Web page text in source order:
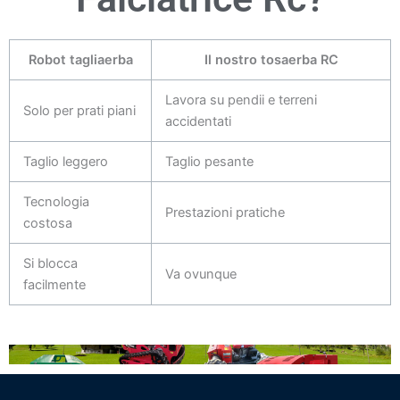
Robot tagliaerba Il nostro tosaerba RC
Solo per prati piani
Lavora su pendii e terreni
accidentati
Taglio leggero Taglio pesante
Tecnologia
costosa
Prestazioni pratiche
Si blocca
facilmente
Va ovunque